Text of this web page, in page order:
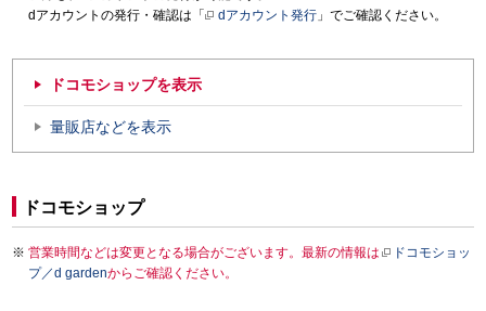
dアカウントの発行・確認は「
dアカウント発行 」でご確認ください。
ドコモショップを表示
量販店などを表示
ドコモショップ
営業時間などは変更となる場合がございます。最新の情報は
ドコモショッ
プ／d gardenからご確認ください。